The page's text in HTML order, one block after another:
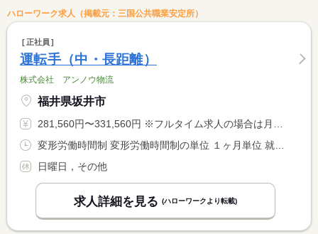
ハローワーク求人（掲載元：三国公共職業安定所）
正社員
運転手（中・長距離）
株式会社 アンノウ物流
福井県坂井市
281,560円〜331,560円 ※フルタイム求人の場合は月額（換算額）、パート求人の場合は時間額を表示しています。
日曜日，その他
求人詳細を見る (ハローワークより転載)